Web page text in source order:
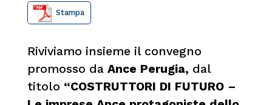
Stampa
Riviviamo insieme il convegno
promosso da Ance Perugia, dal
titolo “COSTRUTTORI DI FUTURO –